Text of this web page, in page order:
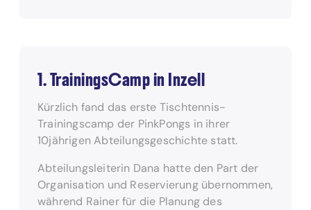
1. TrainingsCamp in Inzell
Kürzlich fand das erste Tischtennis-
Trainingscamp der PinkPongs in ihrer
10jährigen Abteilungsgeschichte statt.
Abteilungsleiterin Dana hatte den Part der
Organisation und Reservierung übernommen,
während Rainer für die Planung des